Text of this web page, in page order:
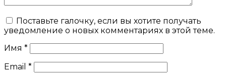
Поставьте галочку, если вы хотите получать
уведомление о новых комментариях в этой теме.
Имя *
Email *